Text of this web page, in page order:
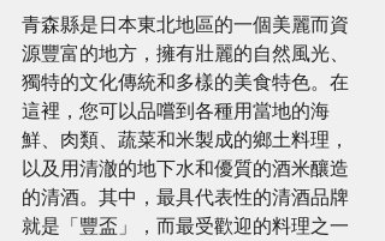
青森縣是日本東北地區的一個美麗而資
源豐富的地方，擁有壯麗的自然風光、
獨特的文化傳統和多樣的美食特色。在
這裡，您可以品嚐到各種用當地的海
鮮、肉類、蔬菜和米製成的鄉土料理，
以及用清澈的地下水和優質的酒米釀造
的清酒。其中，最具代表性的清酒品牌
就是「豐盃」，而最受歡迎的料理之一